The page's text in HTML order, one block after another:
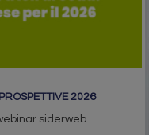
2026
siderweb